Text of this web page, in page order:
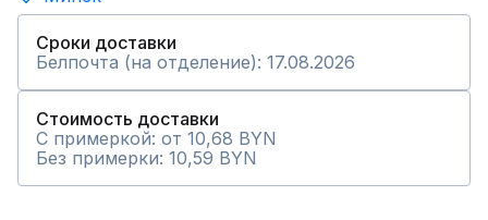
Сроки доставки
Белпочта (на отделение): 17.08.2026
Стоимость доставки
С примеркой: от 10,68 BYN
Без примерки: 10,59 BYN